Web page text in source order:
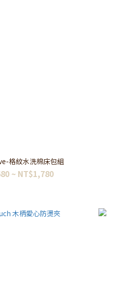
格紋水洗棉床包組
~ NT$1,780